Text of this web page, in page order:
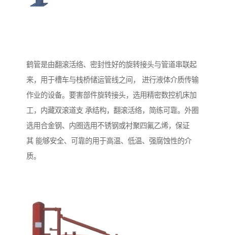
鹤管是由翻滚活络、密封性好的旋转接头与管道串联起
来，用于槽车与栈桥储运管线之间， 进行液体介质传输
作业的设备。要害部件旋转接头，选用精密数控机床加
工，内藏双滚道支 承结构，翻滚活络，简练可靠。外圈
选用合金钢、内圈选用不锈钢或衬聚四氟乙烯，保证
其 能够安全、可靠的用于高温、低温、强腐蚀性的介
质。